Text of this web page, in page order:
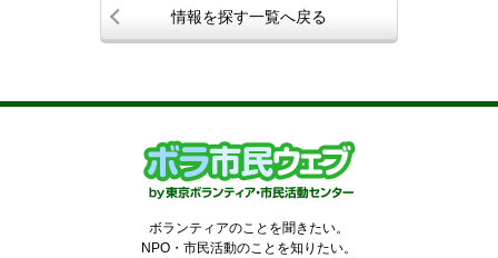
情報を探す一覧へ戻る
ボランティアのことを聞きたい。
NPO・市民活動のことを知りたい。